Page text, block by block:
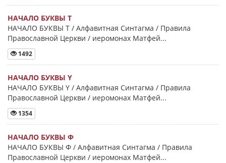
НАЧАЛО БУКВЫ Τ
НАЧАЛО БУКВЫ Τ / Алфавитная Синтагма / Правила
Православной Церкви / иеромонах Матфей...
1492
НАЧАЛО БУКВЫ Y
НАЧАЛО БУКВЫ Y / Алфавитная Синтагма / Правила
Православной Церкви / иеромонах Матфей...
1354
НАЧАЛО БУКВЫ Φ
НАЧАЛО БУКВЫ Φ / Алфавитная Синтагма / Правила
Православной Церкви / иеромонах Матфей...